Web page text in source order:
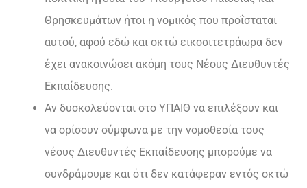
Θρησκευμάτων ήτοι η νομικός που προΐσταται
αυτού, αφού εδώ και οκτώ εικοσιτετράωρα δεν
έχει ανακοινώσει ακόμη τους Νέους Διευθυντές
Εκπαίδευσης.
Αν δυσκολεύονται στο ΥΠΑΙΘ να επιλέξουν και
να ορίσουν σύμφωνα με την νομοθεσία τους
νέους Διευθυντές Εκπαίδευσης μπορούμε να
συνδράμουμε και ότι δεν κατάφεραν εντός οκτώ